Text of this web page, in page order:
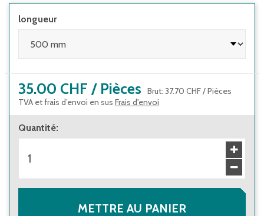
longueur
35.00 CHF / Pièces Brut: 37.70 CHF/Pièces
TVA et frais d’envoi en sus Frais d'envoi
Quantité:
METTRE AU PANIER